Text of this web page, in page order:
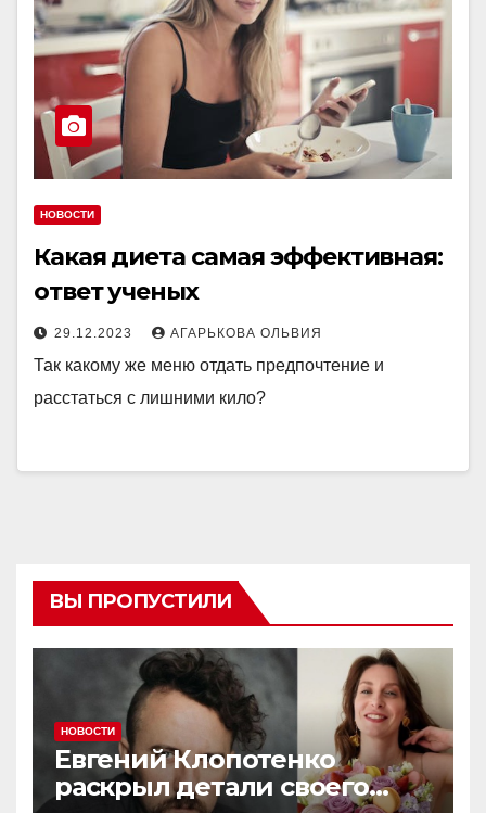
НОВОСТИ
Какая диета самая эффективная:
ответ ученых
29.12.2023 АГАРЬКОВА ОЛЬВИЯ
Так какому же меню отдать предпочтение и
расстаться с лишними кило?
ВЫ ПРОПУСТИЛИ
НОВОСТИ
Евгений Клопотенко
раскрыл детали своего